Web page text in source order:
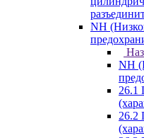
NH
NH
26.1
26.2